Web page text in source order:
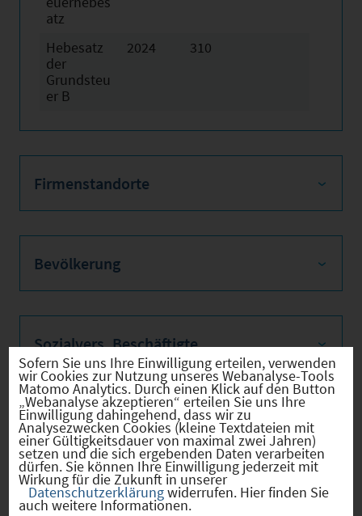
atz
Hebesatz
der
Grundsteu
er B
2024 310
Firmenstandorte
Bevölkerung
Sozialvers. Beschäftigte
Verkehrsinfrastruktur
Kommunale Infrastruktur
Sofern Sie uns Ihre Einwilligung erteilen, verwenden
wir Cookies zur Nutzung unseres Webanalyse-Tools
Matomo Analytics. Durch einen Klick auf den Button
„Webanalyse akzeptieren“ erteilen Sie uns Ihre
Einwilligung dahingehend, dass wir zu
Analysezwecken Cookies (kleine Textdateien mit
einer Gültigkeitsdauer von maximal zwei Jahren)
setzen und die sich ergebenden Daten verarbeiten
dürfen. Sie können Ihre Einwilligung jederzeit mit
Wirkung für die Zukunft in unserer
Datenschutzerklärungwiderrufen. Hier finden Sie
auch weitere Informationen.